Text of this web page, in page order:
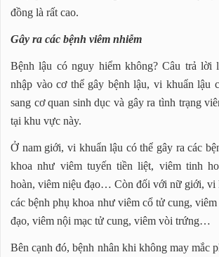
đồng là rất cao.
Gây ra các bệnh viêm nhiễm
Bệnh lậu có nguy hiểm không? Câu trả lời
nhập vào cơ thể gây bệnh lậu, vi khuẩn lậu
sang cơ quan sinh dục và gây ra tình trạng
tại khu vực này.
Ở nam giới, vi khuẩn lậu có thể gây ra các
khoa như viêm tuyến tiền liệt, viêm tinh
hoàn, viêm niệu đạo… Còn đối với nữ giới, vi
các bệnh phụ khoa như viêm cổ tử cung,
đạo, viêm nội mạc tử cung, viêm vòi trứng…
Bên cạnh đó, bệnh nhân khi không may mắc